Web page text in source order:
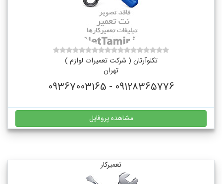
تکنوآرتان ( شرکت تعمیرات لوازم )
تهران
09128365776 - 09367003165
مشاهده پروفایل
تعمیرکار